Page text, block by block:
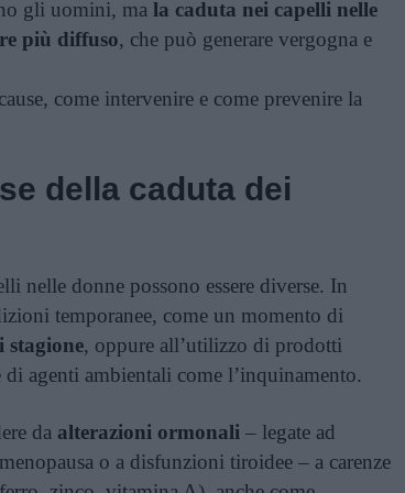
gli uomini, ma la caduta nei capelli nelle
più diffuso, che può generare vergogna e
come intervenire e come prevenire la
della caduta dei
nelle donne possono essere diverse. In
temporanee, come un momento di
stagione, oppure all’utilizzo di prodotti
agenti ambientali come l’inquinamento.
da alterazioni ormonali – legate ad
o a disfunzioni tiroidee – a carenze